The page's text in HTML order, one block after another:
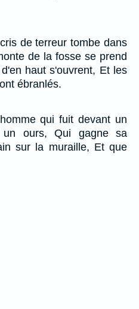
de terreur tombe dans
de la fosse se prend
haut s'ouvrent, Et les
ébranlés.
qui fuit devant un
ours, Qui gagne sa
sur la muraille, Et que